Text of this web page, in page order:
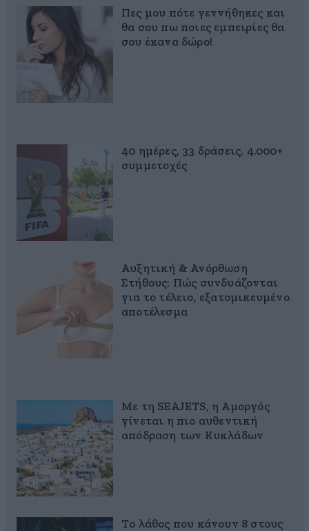
Πες μου πότε γεννήθηκες και
θα σου πω ποιες εμπειρίες θα
σου έκανα δώρο!
40 ημέρες, 33 δράσεις, 4.000+
συμμετοχές
Αυξητική & Ανόρθωση
Στήθους: Πώς συνδυάζονται
για το τέλειο, εξατομικευμένο
αποτέλεσμα
Με τη SEAJETS, η Αμοργός
γίνεται η πιο αυθεντική
απόδραση των Κυκλάδων
Το λάθος που κάνουν 8 στους